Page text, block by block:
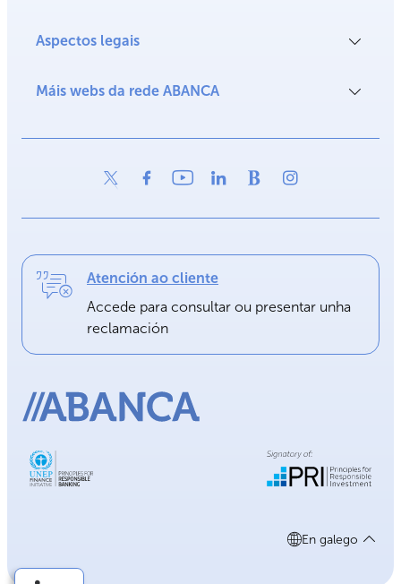
Aspectos legais
Máis webs da rede ABANCA
Atención ao cliente
Accede para consultar ou presentar unha
reclamación
En galego